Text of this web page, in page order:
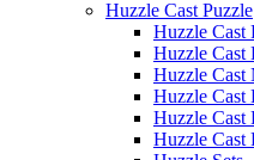
Huzzle Cast Puzzle
Huzzle Cast
Huzzle Cast
Huzzle Cast
Huzzle Cast
Huzzle Cast
Huzzle Cast